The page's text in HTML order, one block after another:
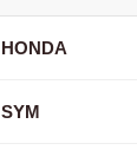
HONDA
SYM